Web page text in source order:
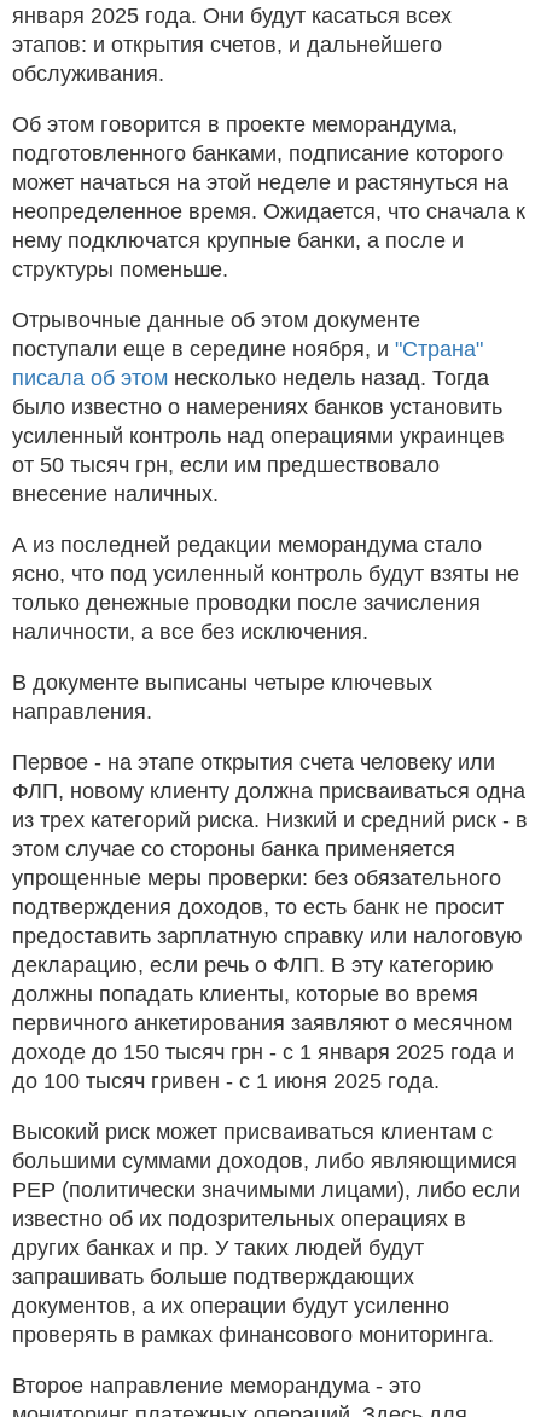
января 2025 года. Они будут касаться всех
этапов: и открытия счетов, и дальнейшего
обслуживания.
Об этом говорится в проекте меморандума,
подготовленного банками, подписание которого
может начаться на этой неделе и растянуться на
неопределенное время. Ожидается, что сначала к
нему подключатся крупные банки, а после и
структуры поменьше.
Отрывочные данные об этом документе
поступали еще в середине ноября, и "Страна"
писала об этом несколько недель назад. Тогда
было известно о намерениях банков установить
усиленный контроль над операциями украинцев
от 50 тысяч грн, если им предшествовало
внесение наличных.
А из последней редакции меморандума стало
ясно, что под усиленный контроль будут взяты не
только денежные проводки после зачисления
наличности, а все без исключения.
В документе выписаны четыре ключевых
направления.
Первое - на этапе открытия счета человеку или
ФЛП, новому клиенту должна присваиваться одна
из трех категорий риска. Низкий и средний риск - в
этом случае со стороны банка применяется
упрощенные меры проверки: без обязательного
подтверждения доходов, то есть банк не просит
предоставить зарплатную справку или налоговую
декларацию, если речь о ФЛП. В эту категорию
должны попадать клиенты, которые во время
первичного анкетирования заявляют о месячном
доходе до 150 тысяч грн - с 1 января 2025 года и
до 100 тысяч гривен - с 1 июня 2025 года.
Высокий риск может присваиваться клиентам с
большими суммами доходов, либо являющимися
PEP (политически значимыми лицами), либо если
известно об их подозрительных операциях в
других банках и пр. У таких людей будут
запрашивать больше подтверждающих
документов, а их операции будут усиленно
проверять в рамках финансового мониторинга.
Второе направление меморандума - это